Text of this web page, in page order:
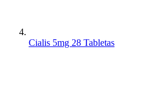
Cialis 5mg 28 Tabletas